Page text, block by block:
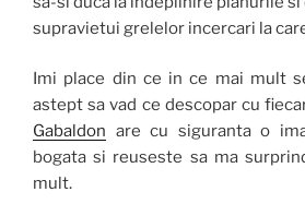
supravietui grelelor incercari la
Imi place din ce in ce mai mult
astept sa vad ce descopar cu
Gabaldon are cu siguranta o
bogata si reuseste sa ma
mult.